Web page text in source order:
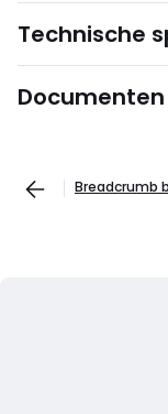
Technische
Documenten
Breadcrumb